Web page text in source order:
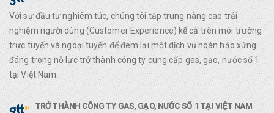
Với sự đầu tư nghiêm túc, chúng tôi tập trung nâng cao trải
nghiệm người dùng (Customer Experience) kể cả trên môi trường
trực tuyến và ngoại tuyến để đem lại một dịch vụ hoàn hảo xứng
đáng trong nỗ lực trở thành công ty cung cấp gas, gạo, nước số 1
tại Việt Nam.
TRỞ THÀNH CÔNG TY GAS, GẠO, NƯỚC SỐ 1 TẠI VIỆT NAM